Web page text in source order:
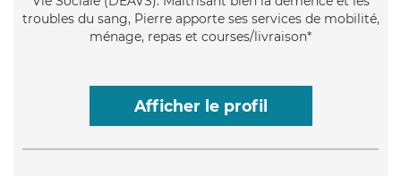
troubles du sang, Pierre apporte ses services de mobilité,
ménage, repas et courses/livraison*
Afficher le profil